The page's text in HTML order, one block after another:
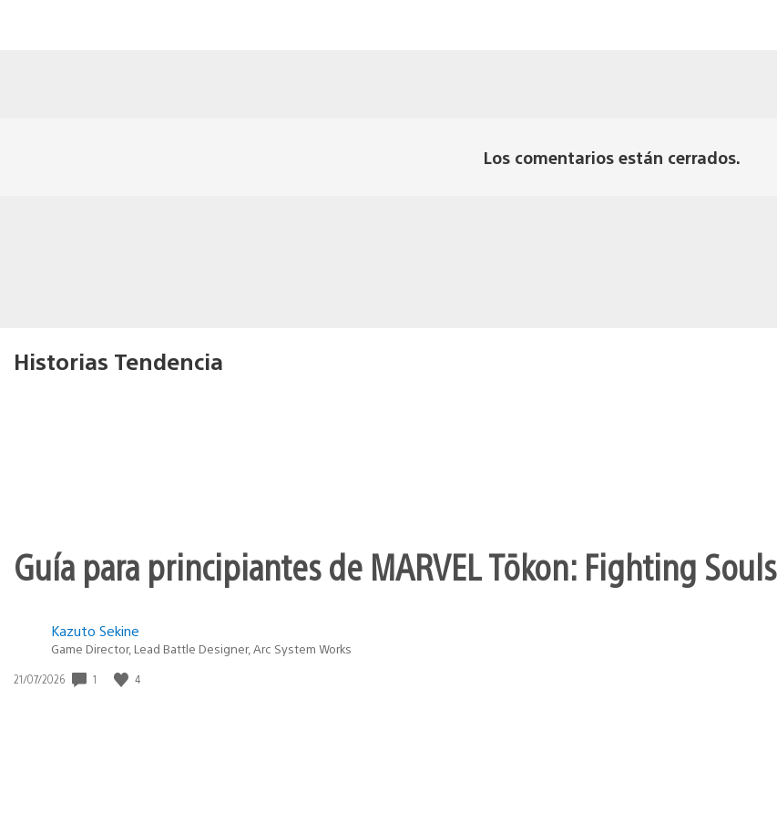
Los comentarios están cerrados.
Historias Tendencia
Guía para principiantes de MARVEL Tōkon: Fighting Souls
Kazuto Sekine
Game Director, Lead Battle Designer, Arc System Works
Fecha
21/07/2026 1 4